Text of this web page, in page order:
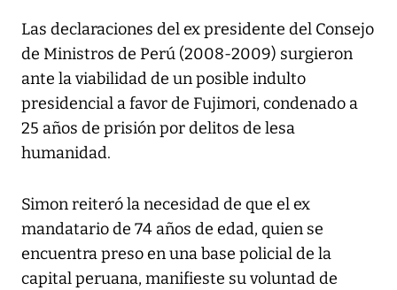
Las declaraciones del ex presidente del Consejo
de Ministros de Perú (2008-2009) surgieron
ante la viabilidad de un posible indulto
presidencial a favor de Fujimori, condenado a
25 años de prisión por delitos de lesa
humanidad.
Simon reiteró la necesidad de que el ex
mandatario de 74 años de edad, quien se
encuentra preso en una base policial de la
capital peruana, manifieste su voluntad de